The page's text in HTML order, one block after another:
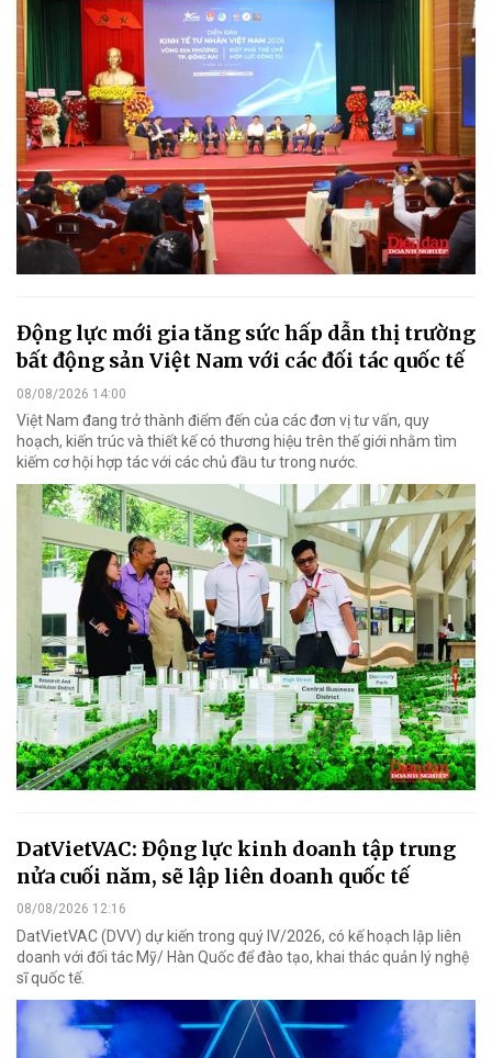
Động lực mới gia tăng sức hấp dẫn thị trường
bất động sản Việt Nam với các đối tác quốc tế
08/08/2026 14:00
Việt Nam đang trở thành điểm đến của các đơn vị tư vấn, quy
hoạch, kiến trúc và thiết kế có thương hiệu trên thế giới nhằm tìm
kiếm cơ hội hợp tác với các chủ đầu tư trong nước.
DatVietVAC: Động lực kinh doanh tập trung
nửa cuối năm, sẽ lập liên doanh quốc tế
08/08/2026 12:16
DatVietVAC (DVV) dự kiến trong quý IV/2026, có kế hoạch lập liên
doanh với đối tác Mỹ/ Hàn Quốc để đào tạo, khai thác quản lý nghệ
sĩ quốc tế.